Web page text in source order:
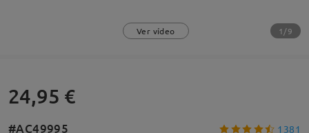
Ver vídeo 1/9
24,95 €
#AC49995 1381